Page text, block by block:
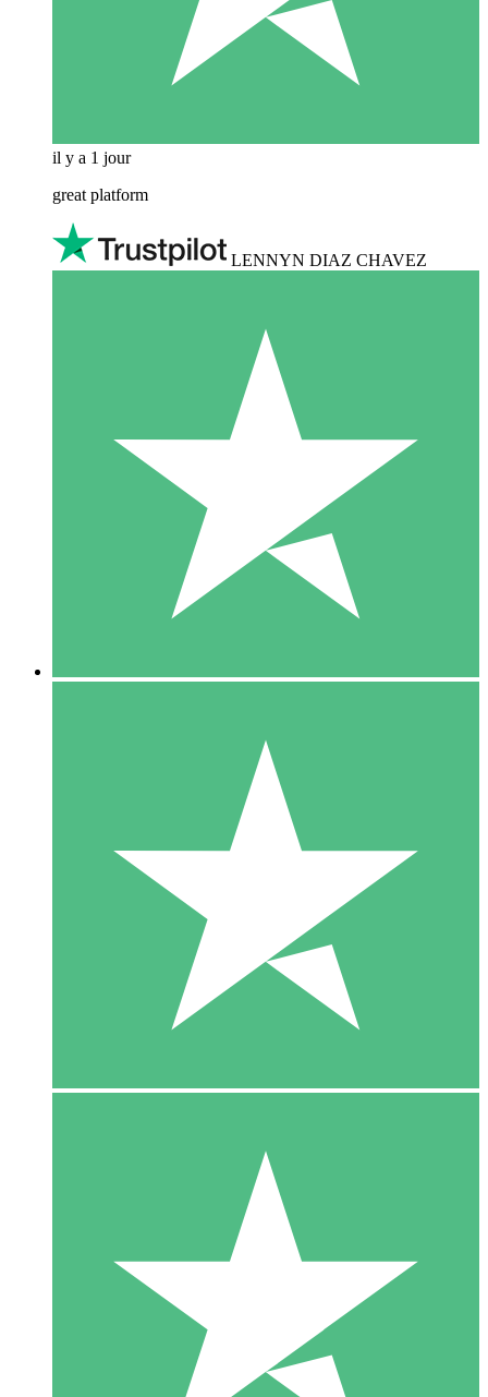
il y a 1 jour
great platform
LENNYN DIAZ CHAVEZ